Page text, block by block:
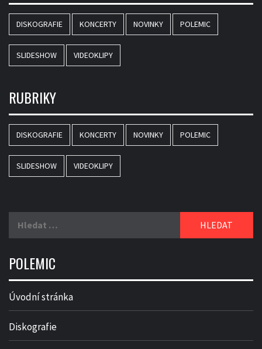
DISKOGRAFIE KONCERTY NOVINKY POLEMIC
SLIDESHOW VIDEOKLIPY
RUBRIKY
DISKOGRAFIE KONCERTY NOVINKY POLEMIC
SLIDESHOW VIDEOKLIPY
POLEMIC
Úvodní stránka
Diskografie